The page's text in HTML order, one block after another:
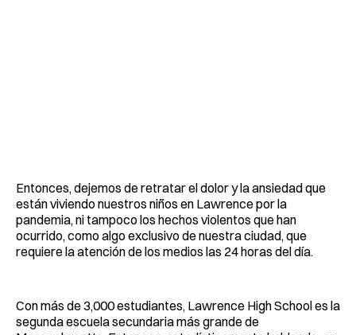
Entonces, dejemos de retratar el dolor y la ansiedad que
están viviendo nuestros niños en Lawrence por la
pandemia, ni tampoco los hechos violentos que han
ocurrido, como algo exclusivo de nuestra ciudad, que
requiere la atención de los medios las 24 horas del día.
Con más de 3,000 estudiantes, Lawrence High School es la
segunda escuela secundaria más grande de